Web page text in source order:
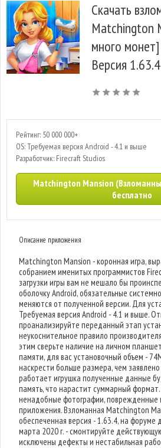
Скачать
Matchington
много
Версия
Рейтинг: 50 000 000+
OS: Требуемая версия Android - 4.1 и выше
Разработчик: Firecraft Studios
Matchington Mansion
бесплатно
Описание приложения
Matchington Mansion - коронная игра,
собранием именитых программистов
загрузки игры вам не мешало бы
оболочку Android, обязательные
меняются от полученной версии. Для
Требуемая версия Android - 4.1 и выше.
проанализируйте переданный этап
неукоснительное правило
этим сверьте наличие на личном
памяти, для вас установочный объем -
наскрести больше размера, чем
работает игрушка полученные данные
память, что нарастит суммарный
ненадобные фотографии, поврежденные
приложения. Взломанная Matchington
обеспеченная версия - 1.63.4, на форуме
марта 2020 г. - смонтируйте
исключены дефекты и нестабильная